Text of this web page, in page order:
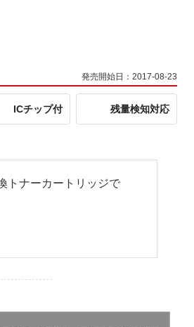
発売開始日：2017-08-23
ICチップ付 残量検知対応
トナーカートリッジで